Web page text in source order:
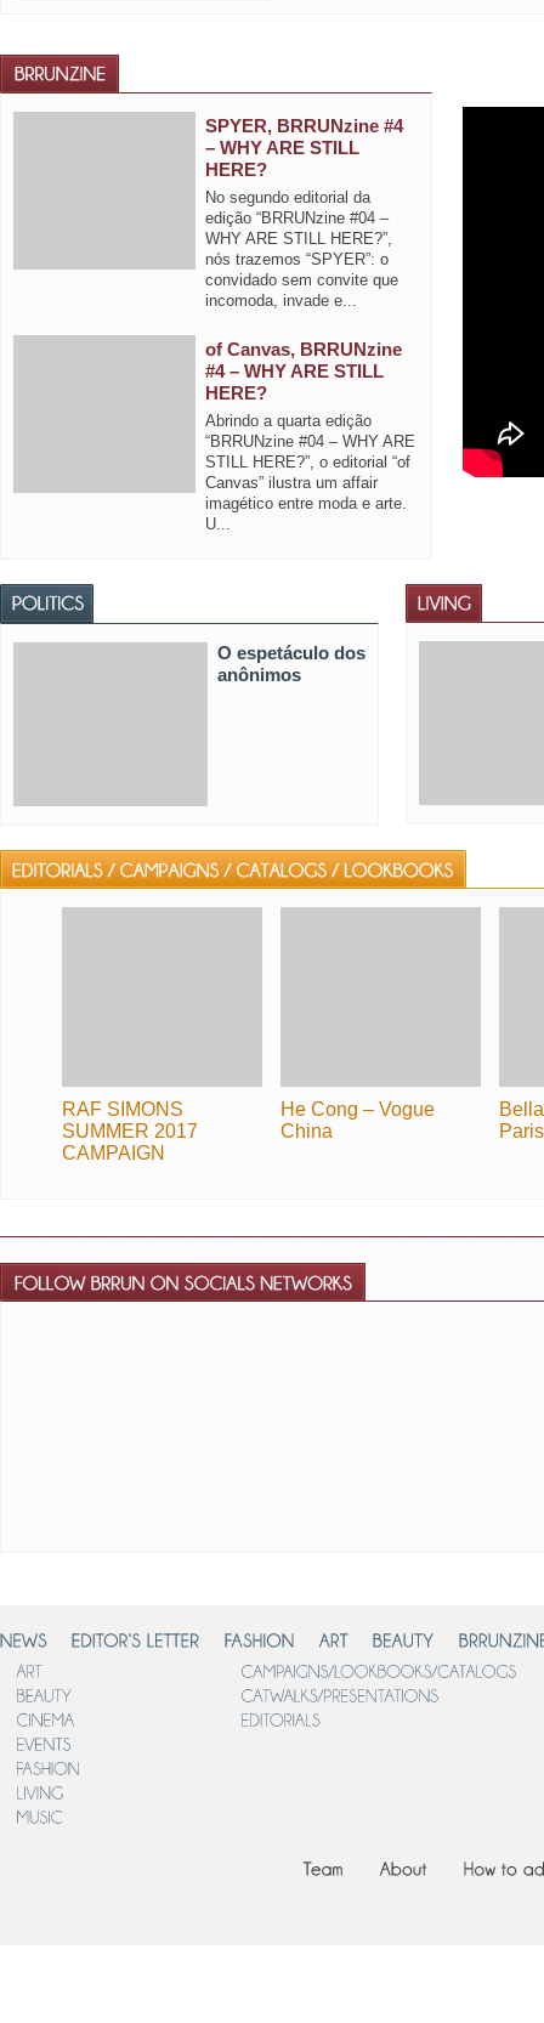
SPYER, BRRUNzine #4
– WHY ARE STILL
HERE?
No segundo editorial da
edição “BRRUNzine #04 –
WHY ARE STILL HERE?”,
nós trazemos “SPYER”: o
convidado sem convite que
incomoda, invade e...
of Canvas, BRRUNzine
#4 – WHY ARE STILL
HERE?
Abrindo a quarta edição
“BRRUNzine #04 – WHY ARE
STILL HERE?”, o editorial “of
Canvas” ilustra um affair
imagético entre moda e arte.
U...
O espetáculo dos
anônimos
RAF SIMONS
SUMMER 2017
CAMPAIGN
He Cong – Vogue
China
Paris